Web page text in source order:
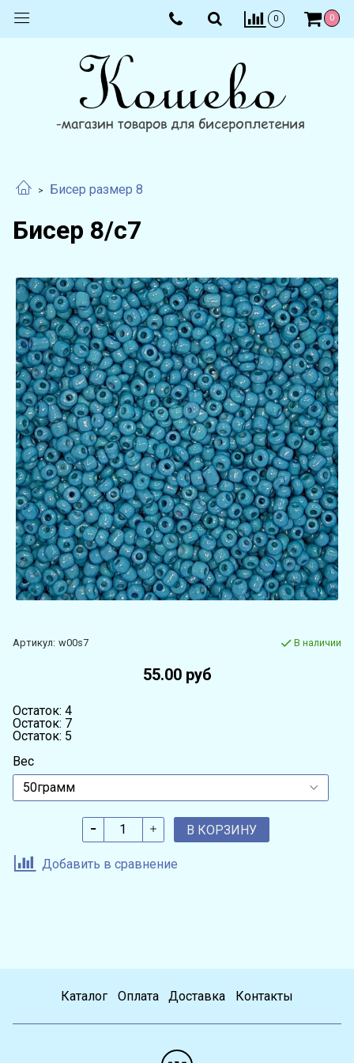
0 0
Бисер размер 8
Бисер 8/с7
Артикул: w00s7 В наличии
55.00 руб
Остаток: 4
Остаток: 7
Остаток: 5
Вес
В КОРЗИНУ
Добавить в сравнение
Каталог Оплата Доставка Контакты